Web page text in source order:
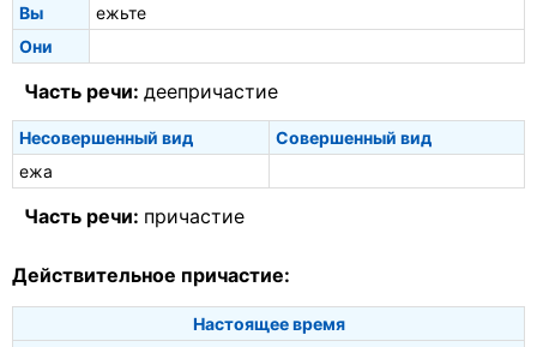
Вы
ежьте
Они
Часть речи: деепричастие
Несовершенный вид
Совершенный вид
ежа
Часть речи: причастие
Действительное причастие:
Настоящее время